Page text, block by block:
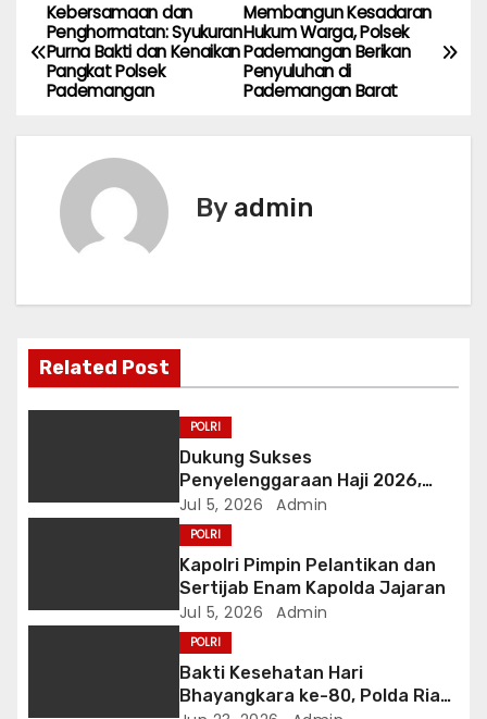
P
o
v
i
g
i
n
Membangun Kesadaran
Hukum Warga, Polsek
Pademangan Berikan
Penyuluhan di
Pademangan Barat
Kebersamaan dan
Penghormatan: Syukuran
Purna Bakti dan Kenaikan
Pangkat Polsek
Pademangan
By admin
Related Post
POLRI
Dukung Sukses
Penyelenggaraan Haji 2026,
Polri Terima Penghargaan dari
Kementerian Haji dan Umrah RI
Jul 5, 2026 Admin
POLRI
Kapolri Pimpin Pelantikan dan
Sertijab Enam Kapolda Jajaran
Jul 5, 2026 Admin
POLRI
Bakti Kesehatan Hari
Bhayangkara ke-80, Polda Riau